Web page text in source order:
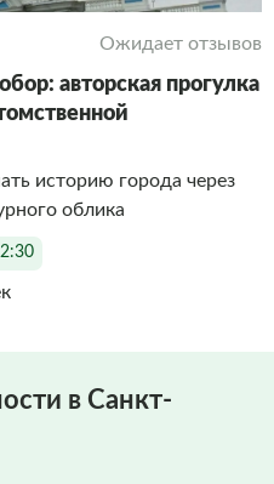
Ожидает отзывов
авторская прогулка
историю города через
облика
в Санкт-